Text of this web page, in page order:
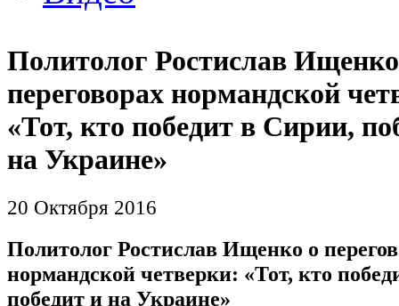
Политолог Ростислав
переговорах нормандской
«Тот, кто победит в Сирии,
на Украине»
20 Октября 2016
Политолог Ростислав Ищенко о
нормандской четверки: «Тот, кто
победит и на Украине»